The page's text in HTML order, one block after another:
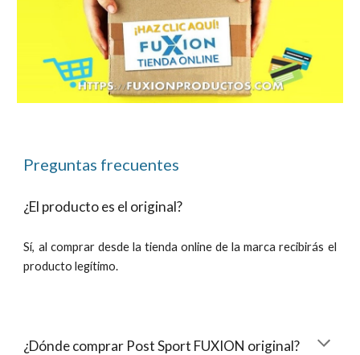
Preguntas frecuentes
¿El producto es el original?
Sí, al comprar desde la tienda online de la marca recibirás el
productolegítimo.
¿Dónde comprar Post Sport FUXION original?